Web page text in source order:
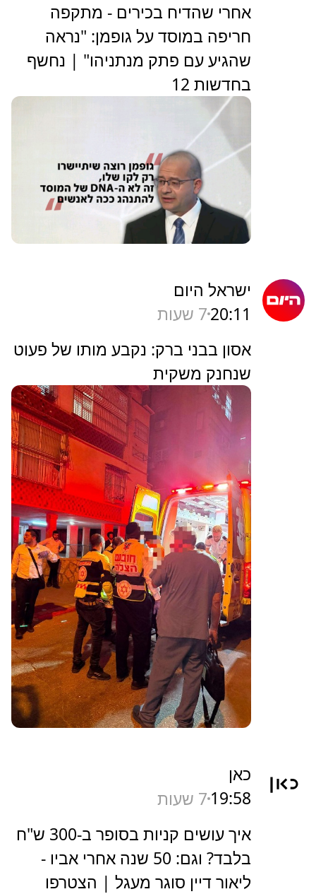
אחרי שהדיח בכירים - מתקפה
חריפה במוסד על גופמן: "נראה
שהגיע עם פתק מנתניהו" | נחשף
בחדשות 12
ישראל היום
20:117 שעות
אסון בבני ברק: נקבע מותו של פעוט
שנחנק משקית
כאן
19:58 7 שעות
איך עושים קניות בסופר ב-300 ש"ח
בלבד? וגם: 50 שנה אחרי אביו -
ליאור דיין סוגר מעגל | הצטרפו